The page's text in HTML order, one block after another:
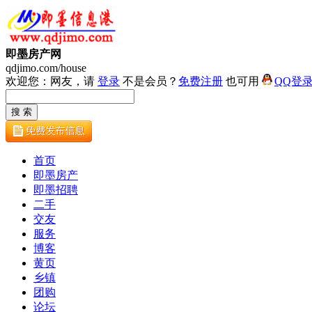
即墨房产网
qdjimo.com/house
欢迎您：网友，请 登录 不是会员？ 免费注册 也可用 QQ登
首页
即墨房产
即墨招聘
二手
交友
服务
博客
黄页
乡镇
团购
论坛